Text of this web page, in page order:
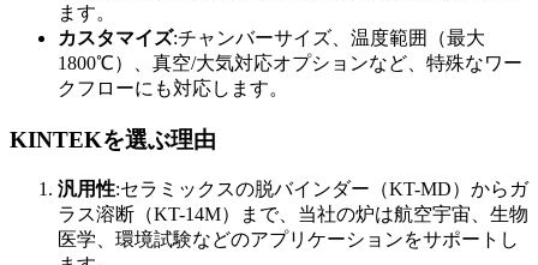
ます。
カスタマイズ:チャンバーサイズ、温度範囲（最大
1800℃）、真空/大気対応オプションなど、特殊なワー
クフローにも対応します。
KINTEKを選ぶ理由
汎用性:セラミックスの脱バインダー（KT-MD）からガ
ラス溶断（KT-14M）まで、当社の炉は航空宇宙、生物
医学、環境試験などのアプリケーションをサポートし